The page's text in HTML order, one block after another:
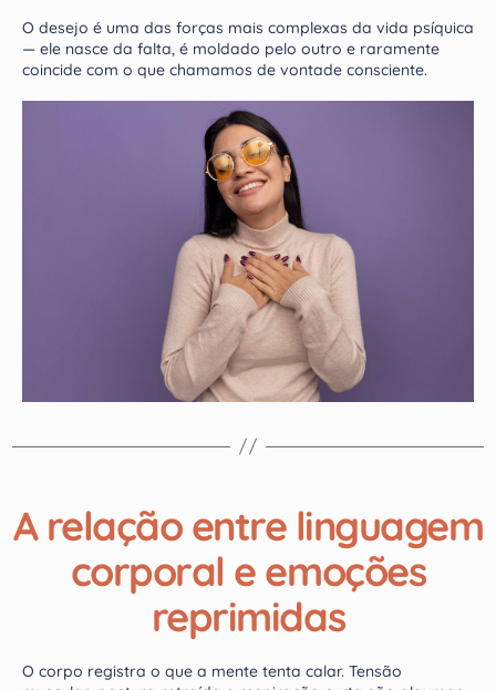
O desejo é uma das forças mais complexas da vida psíquica
— ele nasce da falta, é moldado pelo outro e raramente
coincide com o que chamamos de vontade consciente.
A relação entre linguagem
corporal e emoções
reprimidas
O corpo registra o que a mente tenta calar. Tensão